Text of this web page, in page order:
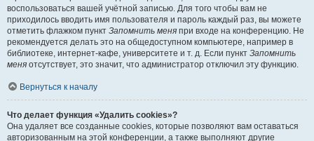
воспользоваться вашей учётной записью. Для того чтобы вам не
приходилось вводить имя пользователя и пароль каждый раз, вы можете
отметить флажком пункт Запомнить меня при входе на конференцию. Не
рекомендуется делать это на общедоступном компьютере, например в
библиотеке, интернет-кафе, университете и т. д. Если пункт Запомнить
меня отсутствует, это значит, что администратор отключил эту функцию.
Вернуться к началу
Что делает функция «Удалить cookies»?
Она удаляет все созданные cookies, которые позволяют вам оставаться
авторизованным на этой конференции, а также выполняют другие